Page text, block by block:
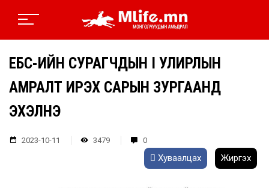
ЕБС-ИЙН СУРАГЧДЫН I УЛИРЛЫН
АМРАЛТ ИРЭХ САРЫН ЗУРГААНД
ЭХЭЛНЭ
2023-10-11 3479 0
Хуваалцах Жиргэх